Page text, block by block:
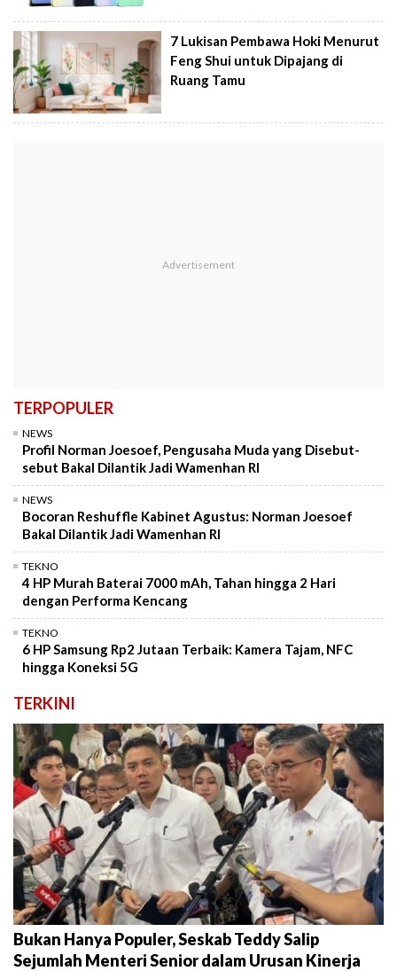
7 Lukisan Pembawa Hoki Menurut
Feng Shui untuk Dipajang di
Ruang Tamu
TERPOPULER
NEWS
Profil Norman Joesoef, Pengusaha Muda yang Disebut-
sebut Bakal Dilantik Jadi Wamenhan RI
NEWS
Bocoran Reshuffle Kabinet Agustus: Norman Joesoef
Bakal Dilantik Jadi Wamenhan RI
TEKNO
4 HP Murah Baterai 7000 mAh, Tahan hingga 2 Hari
dengan Performa Kencang
TEKNO
6 HP Samsung Rp2 Jutaan Terbaik: Kamera Tajam, NFC
hingga Koneksi 5G
TERKINI
Bukan Hanya Populer, Seskab Teddy Salip
Sejumlah Menteri Senior dalam Urusan Kinerja